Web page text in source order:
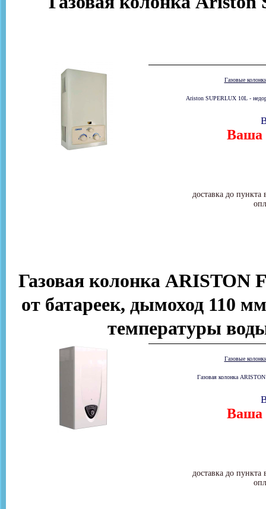
Газовые
Ariston SUPERLUX 10L -
Ваша
доставка до
Газовая колонка ARISTON
от батареек, дымоход 110
температуры
Газовые
Газовая колонка
Ваша
доставка до